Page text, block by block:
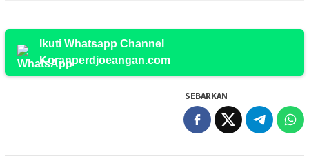
Ikuti Whatsapp Channel
Koranperdjoeangan.com
SEBARKAN